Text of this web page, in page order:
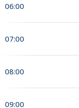
06:00
07:00
08:00
09:00